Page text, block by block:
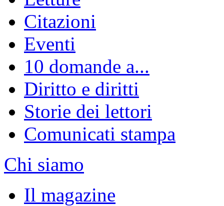
Citazioni
Eventi
10 domande a...
Diritto e diritti
Storie dei lettori
Comunicati stampa
Chi siamo
Il magazine